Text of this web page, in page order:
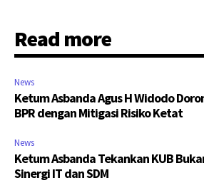
Read more
News
Ketum Asbanda Agus H Widodo
BPR dengan Mitigasi Risiko Ketat
News
Ketum Asbanda Tekankan KUB
Sinergi IT dan SDM